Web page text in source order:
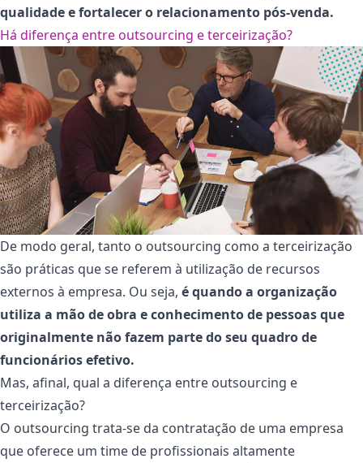
qualidade e fortalecer o relacionamento pós-venda.
Há diferença entre outsourcing e terceirização?
De modo geral, tanto o outsourcing como a terceirização
são práticas que se referem à utilização de recursos
externos à empresa. Ou seja, é quando a organização
utiliza a mão de obra e conhecimento de pessoas que
originalmente não fazem parte do seu quadro de
funcionários efetivo.
Mas, afinal, qual a diferença entre outsourcing e
terceirização?
O outsourcing trata-se da contratação de uma empresa
que oferece um time de profissionais altamente